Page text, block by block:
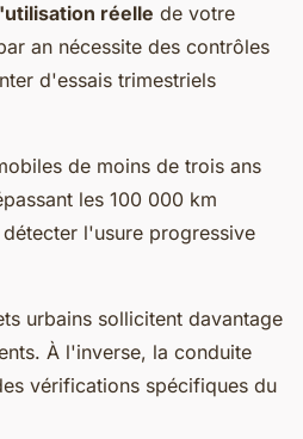
réelle de votre
an nécessite des contrôles
d'essais trimestriels
de moins de trois ans
les 100 000 km
l'usure progressive
urbains sollicitent davantage
À l'inverse, la conduite
vérifications spécifiques du